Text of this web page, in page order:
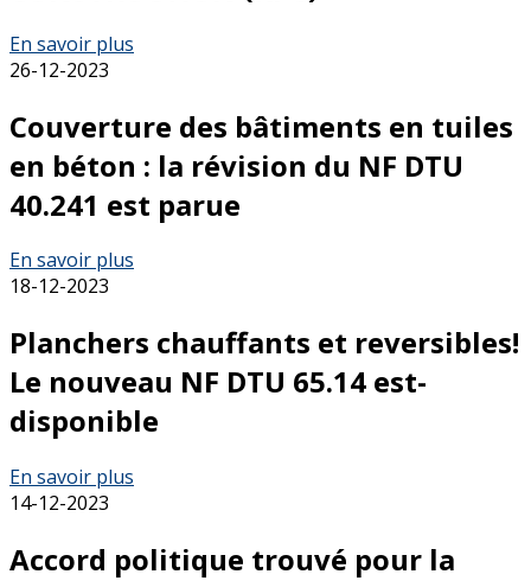
En savoir plus
26-12-2023
Couverture des bâtiments en tuiles
en béton : la révision du NF DTU
40.241 est parue
En savoir plus
18-12-2023
Planchers chauffants et reversibles!
Le nouveau NF DTU 65.14 est-
disponible
En savoir plus
14-12-2023
Accord politique trouvé pour la